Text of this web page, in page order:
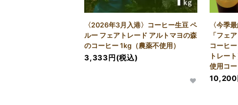
〈2026年3月入港〉コーヒー生豆 ペ
ルー フェアトレード アルトマヨの森
のコーヒー 1kg（農薬不使用）
3,333円(税込)
〈今季
「フェ
コーヒ
トレー
使用コ
10,200